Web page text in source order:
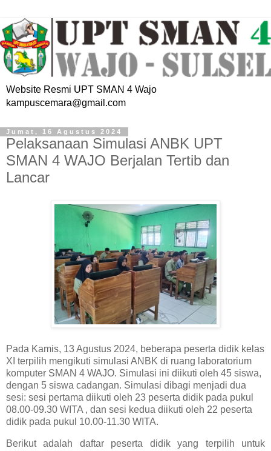
Website Resmi UPT SMAN 4 Wajo
kampuscemara@gmail.com
Jumat, 16 Agustus 2024
Pelaksanaan Simulasi ANBK UPT
SMAN 4 WAJO Berjalan Tertib dan
Lancar
Pada Kamis, 13 Agustus 2024, beberapa peserta didik kelas
XI terpilih mengikuti simulasi ANBK di ruang laboratorium
komputer SMAN 4 WAJO. Simulasi ini diikuti oleh 45 siswa,
dengan 5 siswa cadangan. Simulasi dibagi menjadi dua
sesi: sesi pertama diikuti oleh 23 peserta didik pada pukul
08.00-09.30 WITA , dan sesi kedua diikuti oleh 22 peserta
didik pada pukul 10.00-11.30 WITA.
Berikut adalah daftar peserta didik yang terpilih untuk